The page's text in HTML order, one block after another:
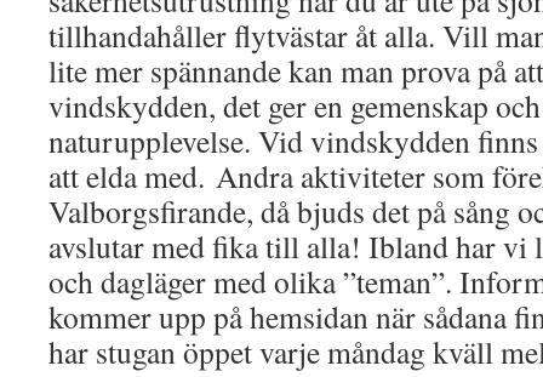
tillhandahåller flytvästar åt alla. Vill
lite mer spännande kan man prova på
vindskydden, det ger en gemenskap
naturupplevelse. Vid vindskydden
att elda med. Andra aktiviteter som
Valborgsfirande, då bjuds det på sång
avslutar med fika till alla! Ibland har vi
och dagläger med olika ”teman”.
kommer upp på hemsidan när sådana
har stugan öppet varje måndag kväll